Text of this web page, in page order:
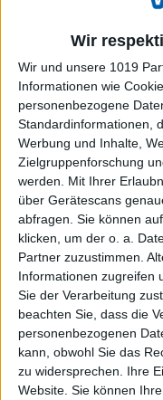
Wir
Wir und unsere 1019
Informationen wie
personenbezogene
Standardinformationen,
Werbung und Inhalte,
Zielgruppenforschung
werden.
Mit Ihrer
über Gerätescans
abfragen. Sie können
klicken, um der o. a.
Partner zuzustimmen.
Informationen zugreifen
Sie der Verarbeitung
beachten Sie, dass die
personenbezogenen
kann, obwohl Sie das
zu widersprechen. Ihre
Website. Sie können